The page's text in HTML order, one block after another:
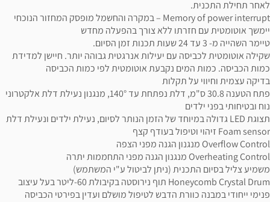
לאחר תחילת התכנית.
Memory of power interrupt – במקרה והחשמל מופסק המחזור הנוכחי
יימשך אוטומטית עם חזרתו ללא צורך בהפעלה מחדש
טיימר השהייה מ- 3 עד 24 שעות תכנות זמן הסיום.
שקילה אוטומטית לכביסה עם יעילות אנרגטית גבוהה יותר. חיישן למדידת
כמות הכביסה. כמות המים נקבעת אוטומטית לפי כמות הכביסה
בדיקה עצמית וחיווי על תקלות
פתח הטענה 30.8 ס"מ, דלת נפתחת עד 140°, מנגנון נעילת דלת אלקטרוני
נוח ובטיחותי בפני ילדים
תצוגת LED גדולה במיוחד של הזמן הנותר לסיום, נעילת ילדים ונעילת דלת
Foam sensor זיהוי וטיפול בעודף קצף
Overflow Control מנגנון הגנה מפני הצפה
Overheating Control מנגנון הגנה מפני התחממות יתרה
משמיע צליל בסיום התכנית (ניתן לביטול ע"י המשתמש)
Honeycomb Crystal Drum תוף נירוסטה בקיבולת 60-ליטר בעל עיצוב
פנימי ייחודי במבנה כוורת הדבש לטיפול מושלם ועדין בפירטי הכביסה